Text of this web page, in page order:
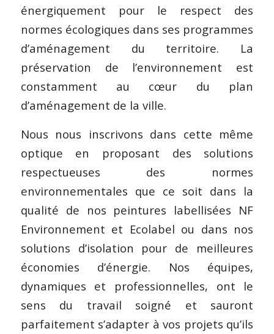
énergiquement pour le respect des
normes écologiques dans ses programmes
d’aménagement du territoire. La
préservation de l’environnement est
constamment au cœur du plan
d’aménagement de la ville.
Nous nous inscrivons dans cette même
optique en proposant des solutions
respectueuses des normes
environnementales que ce soit dans la
qualité de nos peintures labellisées NF
Environnement et Ecolabel ou dans nos
solutions d’isolation pour de meilleures
économies d’énergie. Nos équipes,
dynamiques et professionnelles, ont le
sens du travail soigné et sauront
parfaitement s’adapter à vos projets qu’ils